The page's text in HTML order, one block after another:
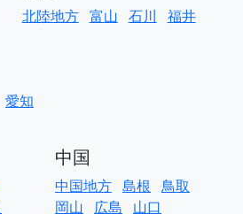
北陸地方 富山 石川 福井
愛知
中国
中国地方 島根 鳥取
岡山
広島 山口